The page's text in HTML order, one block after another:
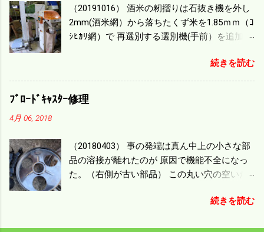
機の容量、籾摺りの能力などのバランスの問
題で 今の機種で満足している。 というより買
った時はまだ耕作面積が少なく手が出せ 無か
のがある。キャビン付きだから一度は乗って
みたいと思う。 町内では5条刈りの100㎰で作
業する人がいる。 秋作業は儲かるというのが
（20191016） 酒米の籾摺りは石抜き機を外し
2mm(酒米網）から落ちたくず米を1.85ｍｍ（ｺ
ｼﾋｶﾘ網）で 再選別する選別機(手前）を追加す
ず米より2倍近い値段になる。 後で選別するの
には手間がかかるので 一度に選別するやり方
を随分前からこの方式にした。 今年は酒米30
㎏を40袋したところで未熟が3袋出る。 1.85ｍ
めるほど忙しい。 広島県の作況指数は98だと
いう。 実感としては90が正しいと思うが こん
な年はくず米が多い。 食協という米を扱う会
と8月の酷暑、あげくウンカの被害と トリプル
続きを読む
ﾌﾞﾛｰﾄﾞｷｬｽﾀｰ修理
4月 06, 2018
（20180403） 事の発端は真ん中上の小さな部
品の溶接が離れたのが 原因で機能不全になっ
た。（右側が古い部品） この丸い穴の空いた
下を調整するシャッターになっている。 シャ
続きを読む